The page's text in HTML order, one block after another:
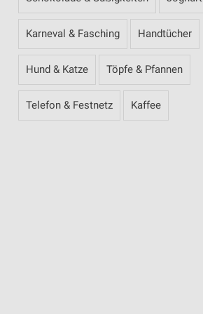
Karneval & Fasching Handtücher
Hund & Katze Töpfe & Pfannen
Telefon & Festnetz Kaffee